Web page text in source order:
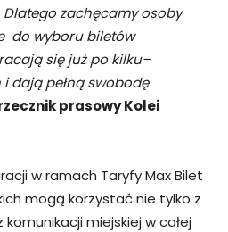
zachęcamy osoby
do wyboru biletów
się już po kilku–
dają pełną swobodę
prasowy Kolei
w ramach Taryfy Max Bilet
mogą korzystać nie tylko z
miejskiej w całej